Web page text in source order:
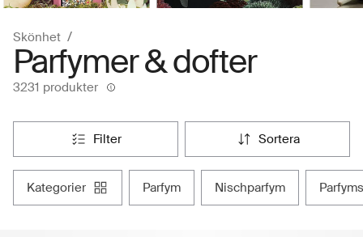
Skönhet
Parfymer & dofter
3231 produkter
filter sortera
kategorier parfym nischparfym